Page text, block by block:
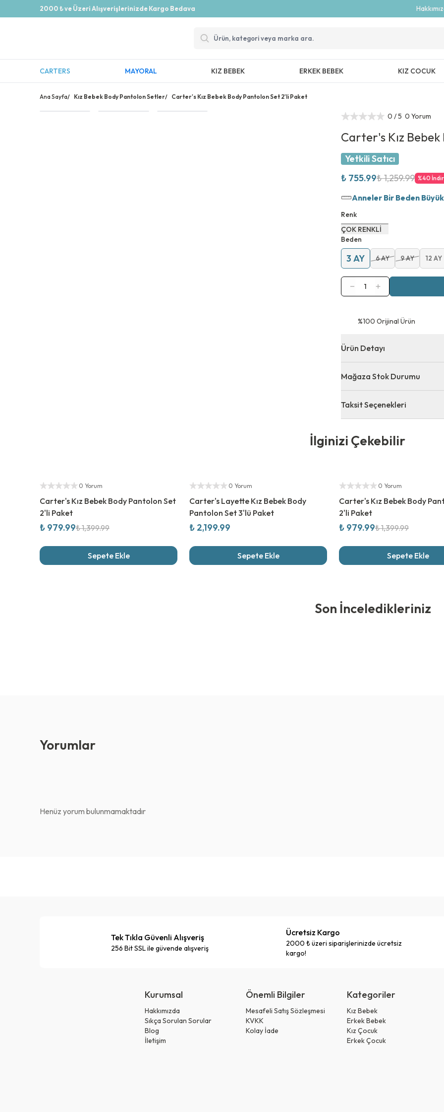
2000 ₺ ve Üzeri Alışverişlerinizde Kargo Bedava
CARTERS MAYORAL KIZ BEBEK ERKEK BEBEK KIZ COCUK
Ana Sayfa/ Kız Bebek Body Pantolon Setler/ Carter's Kız Bebek Body Pantolon Set 2'li Paket
0 / 5 0 Yorum
Carter's Kız
Yetkili Satıcı
₺ 755.99₺ 1,259.99 %40
Anneler Bir Beden
Renk
ÇOK RENKLİ
Beden
3 AY 6 AY 9 AY 12 AY
1
⁠%100 Orijinal Ürün
Ürün Detayı
Mağaza Stok Durumu
Taksit Seçenekleri
İlginizi Çekebilir
Yetkili Satıcı
0 Yorum
Carter's Kız Bebek Body Pantolon Set
2'li Paket
₺ 979.99₺ 1,399.99
Sepete Ekle
0 Yorum
Carter's Layette Kız Bebek Body
Pantolon Set 3'lü Paket
₺ 2,199.99
Sepete Ekle
Yetkili Satıcı
0 Yorum
Carter's Kız Bebek Body
2'li Paket
₺ 979.99₺ 1,399.99
Sepete Ekle
Son İnceledikleriniz
Yorumlar
Henüz yorum bulunmamaktadır
Tek Tıkla Güvenli Alışveriş
256 Bit SSL ile güvende alışveriş
Ücretsiz Kargo
2000 ₺ üzeri siparişlerinizde ücretsiz
kargo!
Kurumsal
Hakkımızda
Sıkça Sorulan Sorular
Blog
İletişim
Önemli Bilgiler
Mesafeli Satış Sözleşmesi
KVKK
Kolay İade
Kategoriler
Kız Bebek
Erkek Bebek
Kız Çocuk
Erkek Çocuk